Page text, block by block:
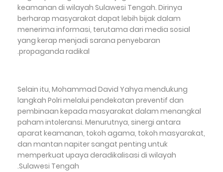
keamanan di wilayah Sulawesi Tengah. Dirinya
berharap masyarakat dapat lebih bijak dalam
menerima informasi, terutama dari media sosial
yang kerap menjadi sarana penyebaran
propaganda radikal.
Selain itu, Mohammad David Yahya mendukung
langkah Polri melalui pendekatan preventif dan
pembinaan kepada masyarakat dalam menangkal
paham intoleransi. Menurutnya, sinergi antara
aparat keamanan, tokoh agama, tokoh masyarakat,
dan mantan napiter sangat penting untuk
memperkuat upaya deradikalisasi di wilayah
Sulawesi Tengah.